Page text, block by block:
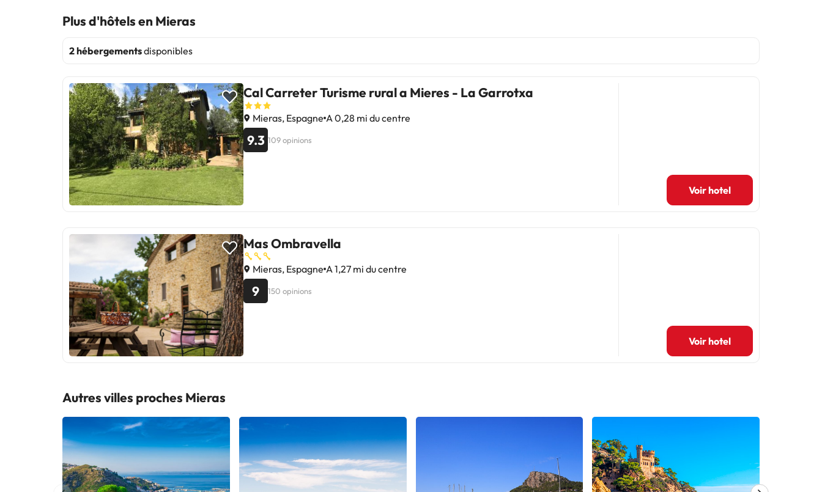
Plus d'hôtels en Mieras
2 hébergementsdisponibles
Cal Carreter Turisme rural a Mieres - La Garrotxa
Mieras, Espagne A 0,28 mi du centre
9.3 109 opinions
Voir hotel
Mas Ombravella
Mieras, Espagne A 1,27 mi du centre
9 150 opinions
Voir hotel
Autres villes proches Mieras